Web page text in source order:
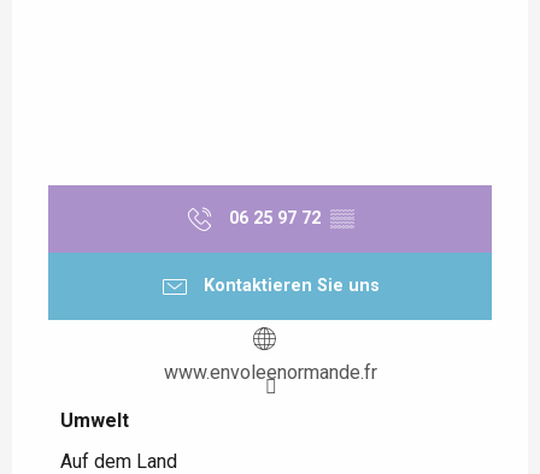
06 25 97 72 ▒▒
Kontaktieren Sie uns
www.envoleenormande.fr
Umwelt
Umwelt
Auf dem Land